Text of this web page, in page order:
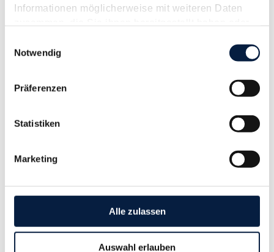
Informationen möglicherweise mit weiteren Daten
gesammelt haben.
Notwendig
Präferenzen
Statistiken
Marketing
Alle zulassen
Auswahl erlauben
sollen Verpflegungsmehraufwendungen ausgleichen, welche
typischerweise stellt sich das Problem in der...
August 2026
Bundesfinanzgericht (GZ RV/7103366/2025 vom 10.02.2026)
Elternteil nach einer Scheidung die Familienbeihilfe zusteht,